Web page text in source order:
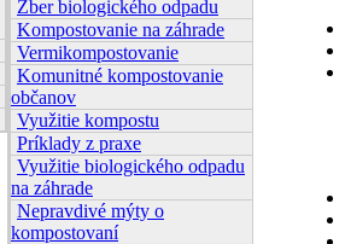
Zber biologického odpadu
Kompostovanie na záhrade
Vermikompostovanie
Komunitné kompostovanie
občanov
Využitie kompostu
Príklady z praxe
Využitie biologického odpadu
na záhrade
Nepravdivé mýty o
kompostovaní